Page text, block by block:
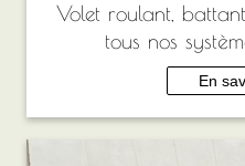
Volet roulant,
tous nos
En